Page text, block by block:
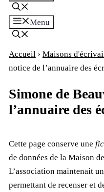
Menu
Accueil › Maisons
notice de l’annuaire des
Simone de
l’annuaire des
Cette page conserve une
de données de la Maison
L’association maintenait
permettant de recenser et